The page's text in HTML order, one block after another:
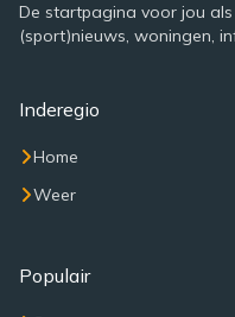
De startpagina voor jou
(sport)nieuws, woningen,
Inderegio
Home
Weer
Populair